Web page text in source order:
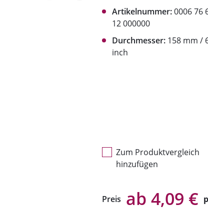
Artikelnummer:0006 76
12 000000
Durchmesser: 158 mm /
inch
Zum Produktvergleich
hinzufügen
Preis ab 4,09 €